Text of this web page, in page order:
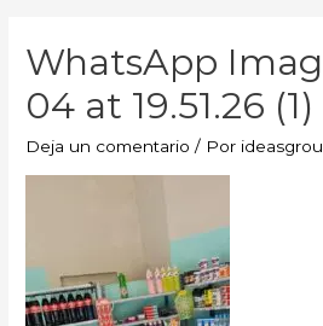
WhatsApp
04 at 19.51.26 (1)
Deja un comentario / Por